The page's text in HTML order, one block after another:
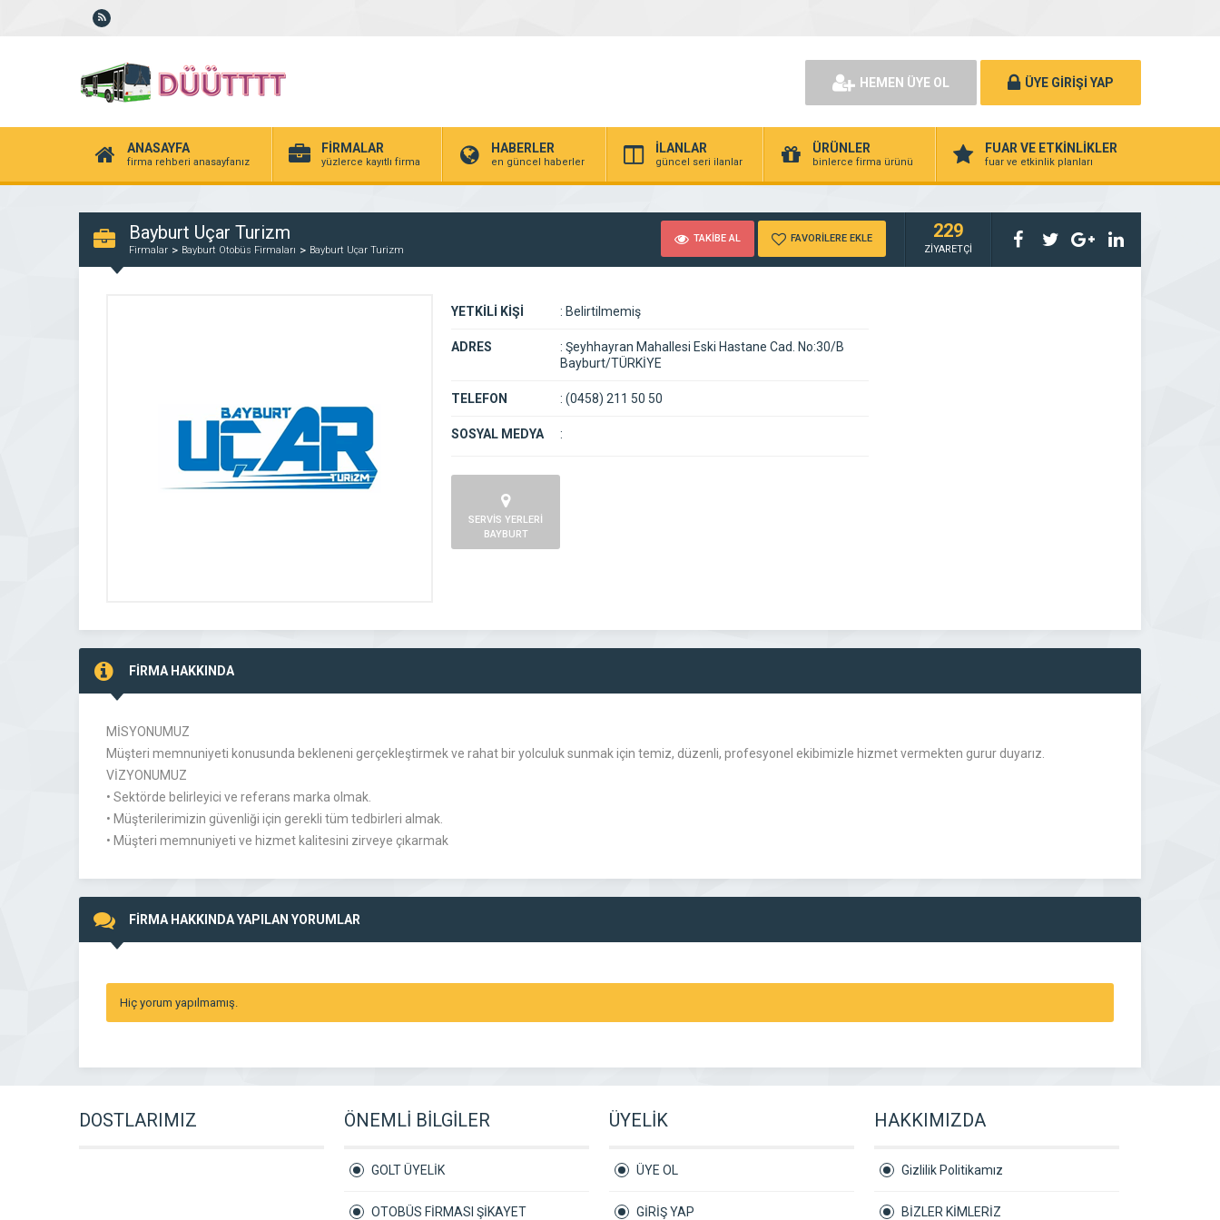
HEMEN ÜYE OL ÜYE GİRİŞİ YAP
ANASAYFA
firma rehberi anasayfanız
FİRMALAR
yüzlerce kayıtlı firma
HABERLER
en güncel haberler
İLANLAR
güncel seri ilanlar
ÜRÜNLER
binlerce firma ürünü
FUAR VE ETKİNLİKLER
fuar ve etkinlik planları
Bayburt Uçar Turizm
Firmalar Bayburt Otobüs Firmaları Bayburt Uçar Turizm
TAKİBE AL FAVORİLERE EKLE 229
ZİYARETÇİ
YETKİLİ KİŞİ : Belirtilmemiş
ADRES : Şeyhhayran Mahallesi Eski Hastane Cad. No:30/B
Bayburt/TÜRKİYE
TELEFON : (0458) 211 50 50
SOSYAL MEDYA :
SERVİS YERLERİ
BAYBURT
FİRMA HAKKINDA
MİSYONUMUZ
Müşteri memnuniyeti konusunda bekleneni gerçekleştirmek ve rahat bir yolculuk sunmak için temiz, düzenli, profesyonel ekibimizle hizmet vermekten gurur duyarız.
VİZYONUMUZ
• Sektörde belirleyici ve referans marka olmak.
• Müşterilerimizin güvenliği için gerekli tüm tedbirleri almak.
• Müşteri memnuniyeti ve hizmet kalitesini zirveye çıkarmak
FİRMA HAKKINDA YAPILAN YORUMLAR
Hiç yorum yapılmamış.
DOSTLARIMIZ ÖNEMLİ BİLGİLER
GOLT ÜYELİK
OTOBÜS FİRMASI ŞİKAYET
ÜYELİK
ÜYE OL
GİRİŞ YAP
HAKKIMIZDA
Gizlilik Politikamız
BİZLER KİMLERİZ